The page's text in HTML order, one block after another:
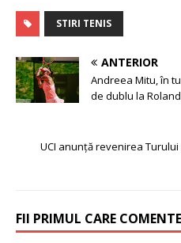
STIRI TENIS
ANTERIOR
Andreea Mitu, în
de dublu la
UCI anunţă revenirea
FII PRIMUL CARE